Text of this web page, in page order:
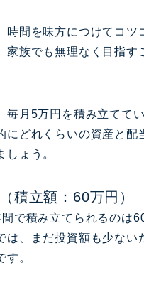
時間を味方につけてコツ
家族でも無理なく目指す
毎月5万円を積み立てて
にどれくらいの資産と配
しょう。
積立額：60万円）
で積み立てられるのは
は、まだ投資額も少ない
す。